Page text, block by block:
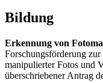
Bildung
Erkennung von
Forschungsförderung
manipulierter Fotos und
überschriebener Antrag